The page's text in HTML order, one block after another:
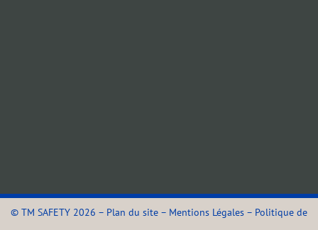
© TM SAFETY 2026 – Plan du site – Mentions Légales – Politique de